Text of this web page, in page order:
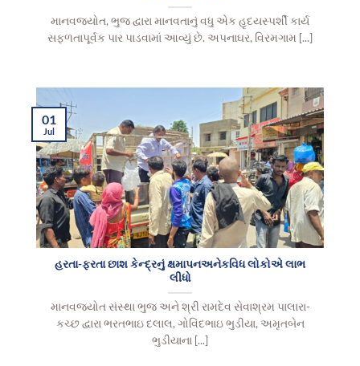
માનવજ્યોત, ભુજ દ્વારા માનવતાનું વધુ એક હૃદયસ્પર્શી કાર્ય
સફળતાપૂર્વક પાર પાડવામાં આવ્યું છે. અપનાઘર, વિરમગામ [...]
હરતા-ફરતા છાશ કેન્દ્રનું ક્ષમાપનઅનેકવિધ લોકોએ લાભ
લીધો
માનવજયોત સંસ્થા ભુજ અને શ્રી રામદેવ સેવાશ્રમ પાલારા-
કચ્છ દ્વારા ભરતભાઇ દલાલ, ગોવિંદભાઇ ભુડીયા, અમૃતબેન
ભુડીયાના [...]
01
Jul